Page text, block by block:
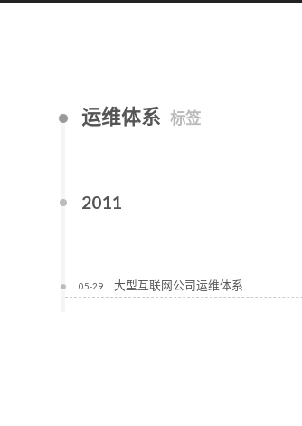
运维体系 标签
2011
05-29 大型互联网公司运维体系